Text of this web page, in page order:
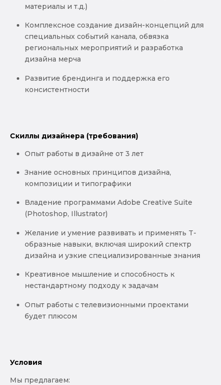
материалы и т.д.)
Комплексное создание дизайн-концепций для
специальных событий канала, обвязка
региональных мероприятий и разработка
дизайна мерча
Развитие брендинга и поддержка его
консистентности
Скиллы дизайнера (требования)
Опыт работы в дизайне от 3 лет
Знание основных принципов дизайна,
композиции и типографики
Владение программами Adobe Creative Suite
(Photoshop, Illustrator)
Желание и умение развивать и применять T-
образные навыки, включая широкий спектр
дизайна и узкие специализированные знания
Креативное мышление и способность к
нестандартному подходу к задачам
Опыт работы с телевизионными проектами
будет плюсом
Условия
Мы предлагаем: